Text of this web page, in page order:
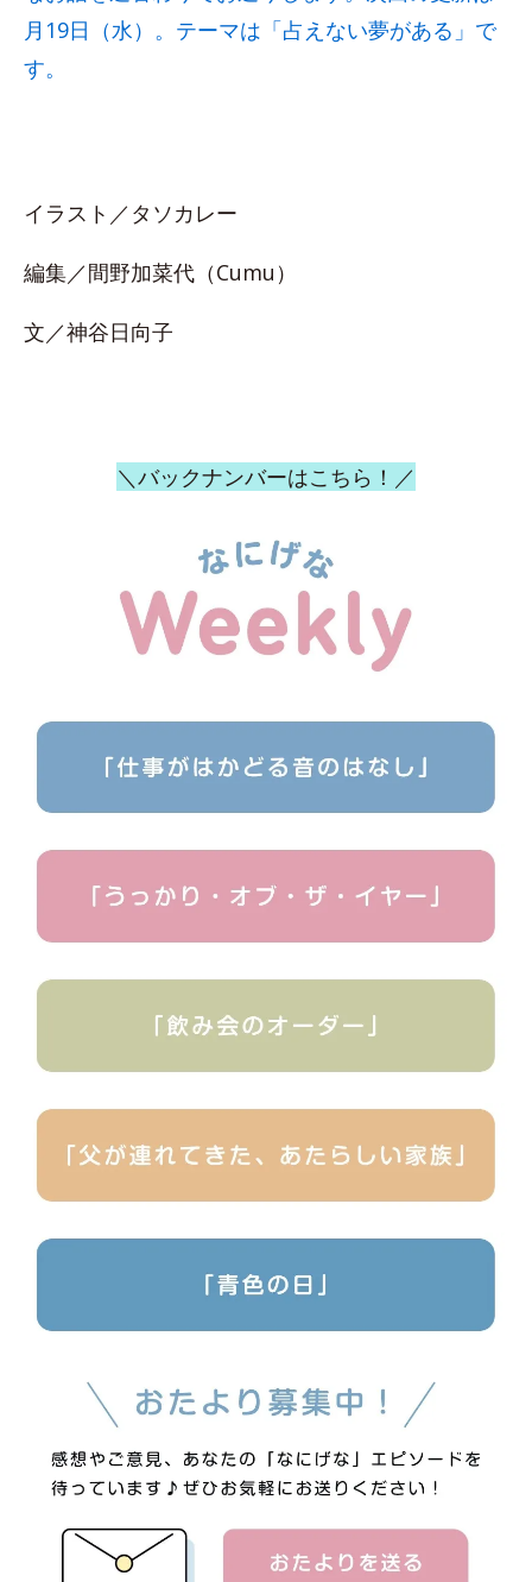
月19日（水）。テーマは「占えない夢がある」で
す。
イラスト／タソカレー
編集／間野加菜代（Cumu）
文／神谷日向子
＼バックナンバーはこちら！／